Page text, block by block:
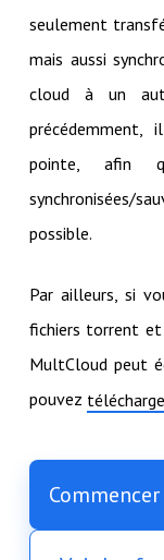
seulement
mais aussi
cloud à un
pointe, afin
synchronisées/
possible.
Par ailleurs, si
fichiers torrent et
MultCloud peut
pouvez